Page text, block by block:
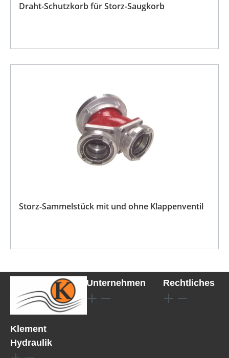
Draht-Schutzkorb für Storz-Saugkorb
Storz-Sammelstück mit und ohne Klappenventil
Klement
Hydraulik
Unternehmen Rechtliches